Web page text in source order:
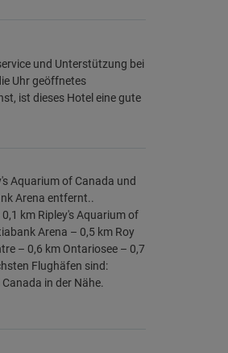
und Unterstützung bei
Uhr geöffnetes
ist dieses Hotel eine gute
Aquarium of Canada und
Arena entfernt..
km Ripley's Aquarium of
Arena – 0,5 km Roy
– 0,6 km Ontariosee – 0,7
Flughäfen sind:
in der Nähe.